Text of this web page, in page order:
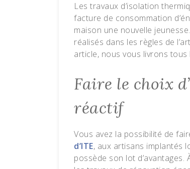
Les travaux d’isolation
facture de consommation
maison une nouvelle
réalisés dans les règles de
article, nous vous livrons
Faire le choix
réactif
Vous avez la possibilité de
d’ITE, aux artisans implantés
possède son lot